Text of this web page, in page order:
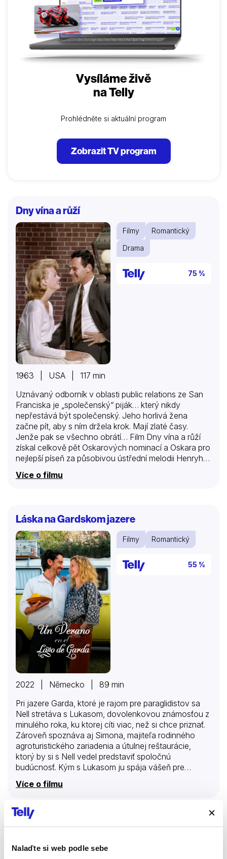
Nalaďte si web podle sebe
Vysíláme živě
na Telly
Prohlédněte si aktuální program
Zobrazit TV program
Dny vína a růží
Filmy
Romantický
Drama
75 %
1963 | USA | 117 min
Uznávaný odborník v oblasti public relations ze San
Franciska je „společenský“ piják… který nikdy
nepřestává být společenský. Jeho horlivá žena
začne pít, aby s ním držela krok. Mají zlaté časy.
Jenže pak se všechno obrátí… Film Dny vína a růží
získal celkově pět Oskarových nominací a Oskara pro
nejlepší píseň za působivou ústřední melodii Henryho
Manciniho a Johnyho Mercera.
Více o filmu
Láska na Gardskom jazere
Filmy Romantický
55 %
2022 | Německo | 89 min
Pri jazere Garda, ktoré je rajom pre paraglidistov sa
Nell stretáva s Lukasom, dovolenkovou známosťou z
minulého roka, ku ktorej cíti viac, než si chce priznať.
Zároveň spoznáva aj Simona, majiteľa rodinného
agroturistického zariadenia a útulnej reštaurácie,
ktorý by si s Nell vedel predstaviť spoločnú
budúcnosť. Kým s Lukasom ju spája vášeň pre
kuchárskym umením – láska predsa ide cez žalúdok.
všetko, len nie trvalý vzťah.
Více o filmu
Příběh Popelky